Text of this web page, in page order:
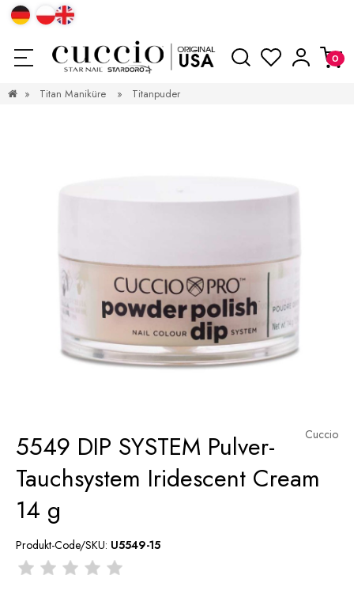
» Titan Maniküre » Titanpuder
Cuccio
5549 DIP SYSTEM Pulver-
Tauchsystem Iridescent Cream
14 g
Produkt-Code/SKU: U5549-15